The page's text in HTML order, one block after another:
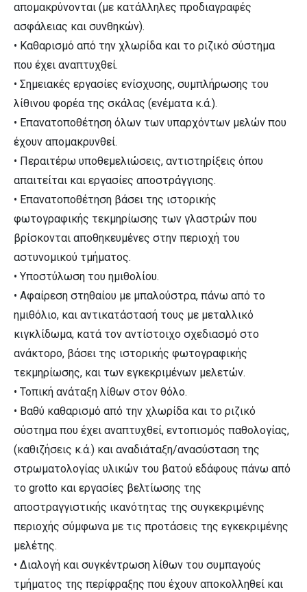
απομακρύνονται (με κατάλληλες προδιαγραφές
ασφάλειας και συνθηκών).
• Καθαρισμό από την χλωρίδα και το ριζικό σύστημα
που έχει αναπτυχθεί.
• Σημειακές εργασίες ενίσχυσης, συμπλήρωσης του
λίθινου φορέα της σκάλας (ενέματα κ.ά.).
• Επανατοποθέτηση όλων των υπαρχόντων μελών που
έχουν απομακρυνθεί.
• Περαιτέρω υποθεμελιώσεις, αντιστηρίξεις όπου
απαιτείται και εργασίες αποστράγγισης.
• Επανατοποθέτηση βάσει της ιστορικής
φωτογραφικής τεκμηρίωσης των γλαστρών που
βρίσκονται αποθηκευμένες στην περιοχή του
αστυνομικού τμήματος.
• Υποστύλωση του ημιθολίου.
• Αφαίρεση στηθαίου με μπαλούστρα, πάνω από το
ημιθόλιο, και αντικατάστασή τους με μεταλλικό
κιγκλίδωμα, κατά τον αντίστοιχο σχεδιασμό στο
ανάκτορο, βάσει της ιστορικής φωτογραφικής
τεκμηρίωσης, και των εγκεκριμένων μελετών.
• Τοπική ανάταξη λίθων στον θόλο.
• Βαθύ καθαρισμό από την χλωρίδα και το ριζικό
σύστημα που έχει αναπτυχθεί, εντοπισμός παθολογίας,
(καθιζήσεις κ.ά.) και αναδιάταξη/ανασύσταση της
στρωματολογίας υλικών του βατού εδάφους πάνω από
το grotto και εργασίες βελτίωσης της
αποστραγγιστικής ικανότητας της συγκεκριμένης
περιοχής σύμφωνα με τις προτάσεις της εγκεκριμένης
μελέτης.
• Διαλογή και συγκέντρωση λίθων του συμπαγούς
τμήματος της περίφραξης που έχουν αποκολληθεί και